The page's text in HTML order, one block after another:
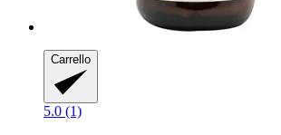
Carrello
5.0 (1)